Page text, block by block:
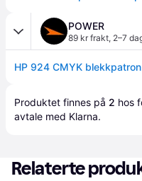
POWER
89 kr frakt, 2–7
HP 924 CMYK
Produktet finnes på 2 hos
avtale med Klarna.
Relaterte